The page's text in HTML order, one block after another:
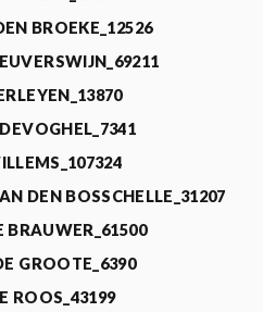
BROEKE_12526
DEN BOSSCHELLE_31207
BRAUWER_61500
GROOTE_6390
ROOS_43199